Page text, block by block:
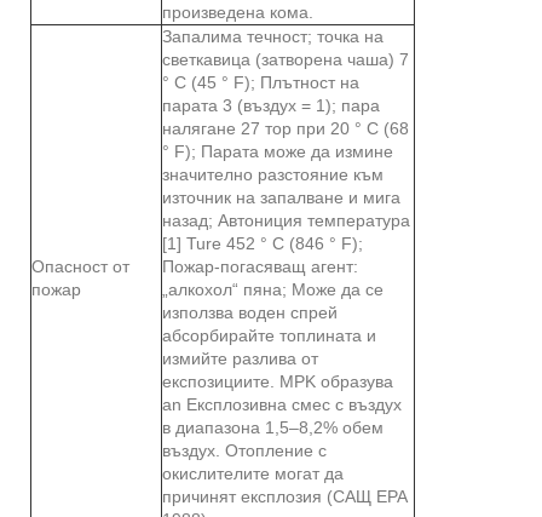
произведена кома.
Опасност от
пожар
Запалима течност; точка на
светкавица (затворена чаша) 7
° C (45 ° F); Плътност на
парата 3 (въздух = 1); пара
налягане 27 тор при 20 ° C (68
° F); Парата може да измине
значително разстояние към
източник на запалване и мига
назад; Автониция температура
[1] Ture 452 ° C (846 ° F);
Пожар-погасяващ агент:
„алкохол“ пяна; Може да се
използва воден спрей
абсорбирайте топлината и
измийте разлива от
експозициите. MPK образува
an Експлозивна смес с въздух
в диапазона 1,5–8,2% обем
въздух. Отопление с
окислителите могат да
причинят експлозия (САЩ EPA